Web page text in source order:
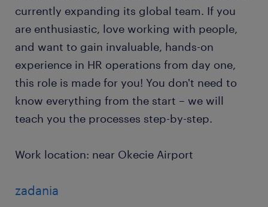
currently expanding its global team. If you
are enthusiastic, love working with people,
and want to gain invaluable, hands-on
experience in HR operations from day one,
this role is made for you! You don't need to
know everything from the start – we will
teach you the processes step-by-step.
Work location: near Okecie Airport
zadania